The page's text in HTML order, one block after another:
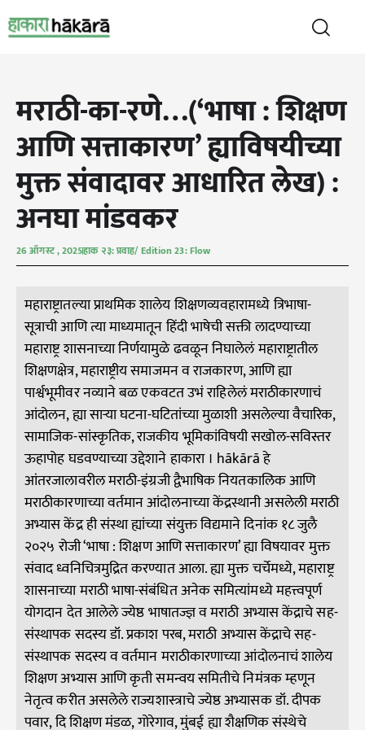
मराठी-का-रणे…(‘भाषा : शिक्षण
आणि सत्ताकारण’ ह्याविषयीच्या
मुक्त संवादावर आधारित लेख) :
अनघा मांडवकर
26 ऑगस्ट , 2025हाक २३: प्रवाह/ Edition 23: Flow
महाराष्ट्रातल्या प्राथमिक शालेय शिक्षणव्यवहारामध्ये त्रिभाषा-
सूत्राची आणि त्या माध्यमातून हिंदी भाषेची सक्ती लादण्याच्या
महाराष्ट्र शासनाच्या निर्णयामुळे ढवळून निघालेलं महाराष्ट्रातील
शिक्षणक्षेत्र, महाराष्ट्रीय समाजमन व राजकारण, आणि ह्या
पार्श्वभूमीवर नव्याने बळ एकवटत उभं राहिलेलं मराठीकारणाचं
आंदोलन, ह्या साऱ्या घटना-घटितांच्या मुळाशी असलेल्या वैचारिक,
सामाजिक-सांस्कृतिक, राजकीय भूमिकांविषयी सखोल-सविस्तर
ऊहापोह घडवण्याच्या उद्देशाने हाकारा । hākārā हे
आंतरजालावरील मराठी-इंग्रजी द्वैभाषिक नियतकालिक आणि
मराठीकारणाच्या वर्तमान आंदोलनाच्या केंद्रस्थानी असलेली मराठी
अभ्यास केंद्र ही संस्था ह्यांच्या संयुक्त विद्यमाने दिनांक १८ जुलै
२०२५ रोजी ‘भाषा : शिक्षण आणि सत्ताकारण’ ह्या विषयावर मुक्त
संवाद ध्वनिचित्रमुद्रित करण्यात आला.ह्या मुक्त चर्चेमध्ये, महाराष्ट्र
शासनाच्या मराठी भाषा-संबंधित अनेक समित्यांमध्ये महत्त्वपूर्ण
योगदान देत आलेले ज्येष्ठ भाषातज्ज्ञ व मराठी अभ्यास केंद्राचे सह-
संस्थापक सदस्य डॉ. प्रकाश परब, मराठी अभ्यास केंद्राचे सह-
संस्थापक सदस्य व वर्तमान मराठीकारणाच्या आंदोलनाचं शालेय
शिक्षण अभ्यास आणि कृती समन्वय समितीचे निमंत्रक म्हणून
नेतृत्व करीत असलेले राज्यशास्त्राचे ज्येष्ठ अभ्यासक डॉ. दीपक
पवार, दि शिक्षण मंडळ, गोरेगाव, मुंबई ह्या शैक्षणिक संस्थेचे